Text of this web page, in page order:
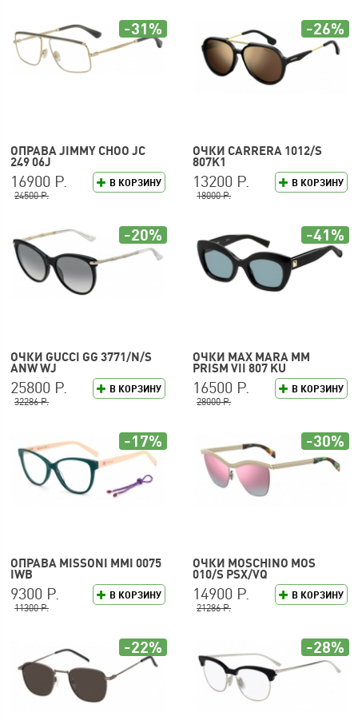
ОПРАВА JIMMY CHOO JC
249 06J
В КОРЗИНУ
16900 Р.
24500 Р.
-31%
ОЧКИ CARRERA 1012/S
807K1
В КОРЗИНУ
13200 Р.
18000 Р.
-26%
ОЧКИ GUCCI GG 3771/N/S
ANW WJ
В КОРЗИНУ
25800 Р.
32286 Р.
-20%
ОЧКИ MAX MARA MM
PRISM VII 807 KU
В КОРЗИНУ
16500 Р.
28000 Р.
-41%
ОПРАВА MISSONI MMI 0075
IWB
В КОРЗИНУ
9300 Р.
11300 Р.
-17%
ОЧКИ MOSCHINO MOS
010/S PSX/VQ
В КОРЗИНУ
14900 Р.
21286 Р.
-30%
-22% -28%